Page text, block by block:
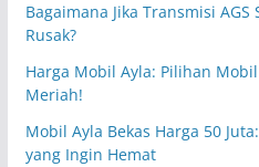
Bagaimana Jika Transmisi
Rusak?
Harga Mobil Ayla: Pilihan
Meriah!
Mobil Ayla Bekas Harga 50
yang Ingin Hemat